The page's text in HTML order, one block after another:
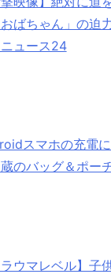
ばちゃん」の迫
ュース24
スマホの充電
のバッグ＆ポー
ラウマレベル】子